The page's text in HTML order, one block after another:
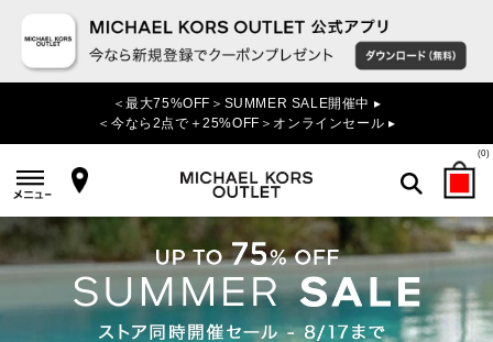
＜最大75%OFF＞SUMMER SALE開催中 ▸
＜今なら2点で＋25%OFF＞オンラインセール ▸
(0)
検索